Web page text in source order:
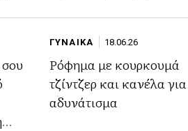
ΓΥΝΑΙΚΑ 18.06.26
Ρόφημα με κουρκουμά
τζίντζερ και κανέλα για
αδυνάτισμα